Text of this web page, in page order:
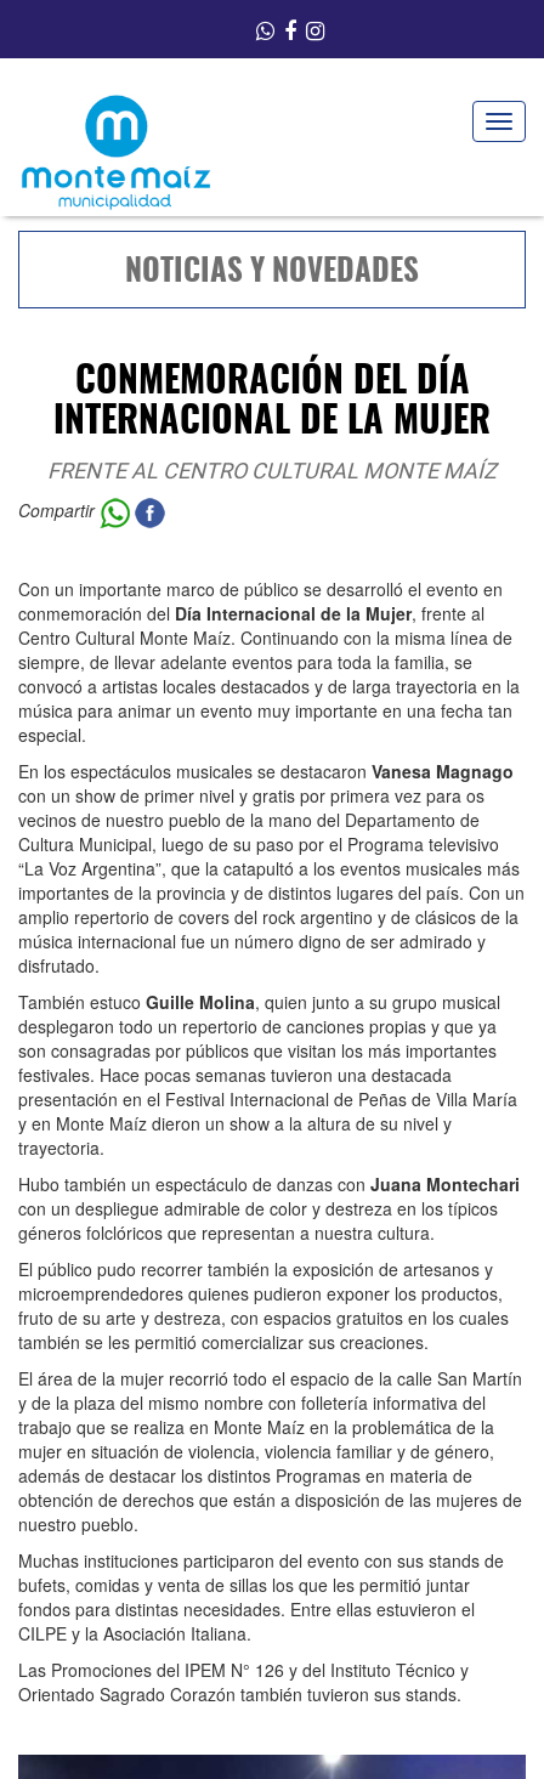
Toggle
NOTICIAS Y NOVEDADES
CONMEMORACIÓN DEL DÍA
INTERNACIONAL DE LA MUJER
FRENTE AL CENTRO CULTURAL MONTE MAÍZ
Compartir
Con un importante marco de público se desarrolló el evento en
conmemoración del Día Internacional de la Mujer, frente al
Centro Cultural Monte Maíz. Continuando con la misma línea de
siempre, de llevar adelante eventos para toda la familia, se
convocó a artistas locales destacados y de larga trayectoria en la
música para animar un evento muy importante en una fecha tan
especial.
En los espectáculos musicales se destacaron Vanesa Magnago
con un show de primer nivel y gratis por primera vez para os
vecinos de nuestro pueblo de la mano del Departamento de
Cultura Municipal, luego de su paso por el Programa televisivo
“La Voz Argentina”, que la catapultó a los eventos musicales más
importantes de la provincia y de distintos lugares del país. Con un
amplio repertorio de covers del rock argentino y de clásicos de la
música internacional fue un número digno de ser admirado y
disfrutado.
También estuco Guille Molina, quien junto a su grupo musical
desplegaron todo un repertorio de canciones propias y que ya
son consagradas por públicos que visitan los más importantes
festivales. Hace pocas semanas tuvieron una destacada
presentación en el Festival Internacional de Peñas de Villa María
y en Monte Maíz dieron un show a la altura de su nivel y
trayectoria.
Hubo también un espectáculo de danzas con Juana Montechari
con un despliegue admirable de color y destreza en los típicos
géneros folclóricos que representan a nuestra cultura.
El público pudo recorrer también la exposición de artesanos y
microemprendedores quienes pudieron exponer los productos,
fruto de su arte y destreza, con espacios gratuitos en los cuales
también se les permitió comercializar sus creaciones.
El área de la mujer recorrió todo el espacio de la calle San Martín
y de la plaza del mismo nombre con folletería informativa del
trabajo que se realiza en Monte Maíz en la problemática de la
mujer en situación de violencia, violencia familiar y de género,
además de destacar los distintos Programas en materia de
obtención de derechos que están a disposición de las mujeres de
nuestro pueblo.
Muchas instituciones participaron del evento con sus stands de
bufets, comidas y venta de sillas los que les permitió juntar
fondos para distintas necesidades. Entre ellas estuvieron el
CILPE y la Asociación Italiana.
Las Promociones del IPEM N° 126 y del Instituto Técnico y
Orientado Sagrado Corazón también tuvieron sus stands.